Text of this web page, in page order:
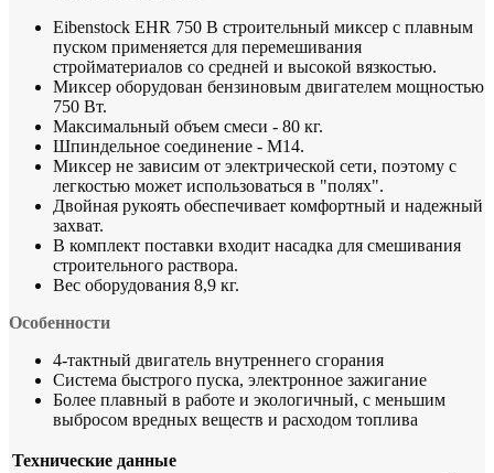
Eibenstock EHR 750 B строительный миксер с плавным
пуском применяется для перемешивания
стройматериалов со средней и высокой вязкостью.
Миксер оборудован бензиновым двигателем мощностью
750 Вт.
Максимальный объем смеси - 80 кг.
Шпиндельное соединение - М14.
Миксер не зависим от электрической сети, поэтому с
легкостью может использоваться в "полях".
Двойная рукоять обеспечивает комфортный и надежный
захват.
В комплект поставки входит насадка для смешивания
строительного раствора.
Вес оборудования 8,9 кг.
Особенности
4-тактный двигатель внутреннего сгорания
Система быстрого пуска, электронное зажигание
Более плавный в работе и экологичный, с меньшим
выбросом вредных веществ и расходом топлива
Технические данные